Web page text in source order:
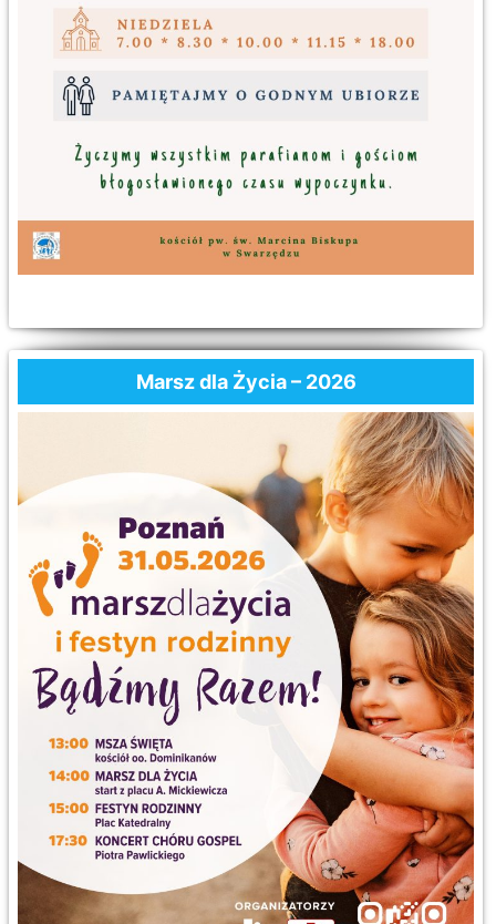
Marsz dla Życia – 2026